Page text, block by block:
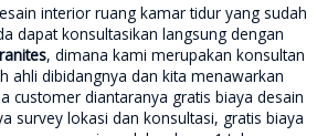
interior ruang kamar tidur yang sudah
dapat konsultasikan langsung dengan
, dimana kami merupakan konsultan
ahli dibidangnya dan kita menawarkan
customer diantaranya gratis biaya desain
survey lokasi dan konsultasi, gratis biaya